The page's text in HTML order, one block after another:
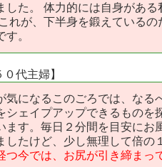
した。 体力的には自身があ
れが、下半身を鍛えている
。
代主婦】
気になるこのごろでは、な
シェイプアップできるものを
ます。毎日２分間を目安に
したけど、少し無理して倍の
つ今では、お尻が引き締まっ